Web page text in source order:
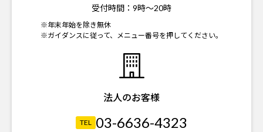
受付時間： 9時～20時
※年末年始を除き無休
※ガイダンスに従って、メニュー番号を押してください。
法人のお客様
TEL 03-6636-4323